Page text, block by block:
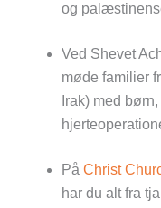
og
Ved Shevet
møde familier
Irak) med
På Christ
har du alt fra